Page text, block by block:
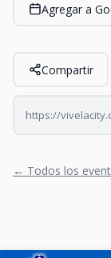
Agregar a
Compartir
← Todos los